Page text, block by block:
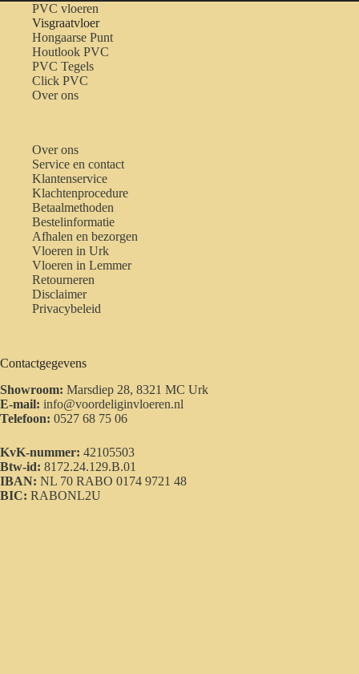
PVC vloeren
Visgraatvloer
Hongaarse Punt
Houtlook PVC
PVC Tegels
Click PVC
Over ons
Over ons
Service en contact
Klantenservice
Klachtenprocedure
Betaalmethoden
Bestelinformatie
Afhalen en bezorgen
Vloeren in Urk
Vloeren in Lemmer
Retourneren
Disclaimer
Privacybeleid
Contactgegevens
Showroom: Marsdiep 28, 8321 MC Urk
E-mail: info@voordeliginvloeren.nl
Telefoon: 0527 68 75 06
KvK-nummer: 42105503
Btw-id: 8172.24.129.B.01
IBAN: NL 70 RABO 0174 9721 48
BIC: RABONL2U